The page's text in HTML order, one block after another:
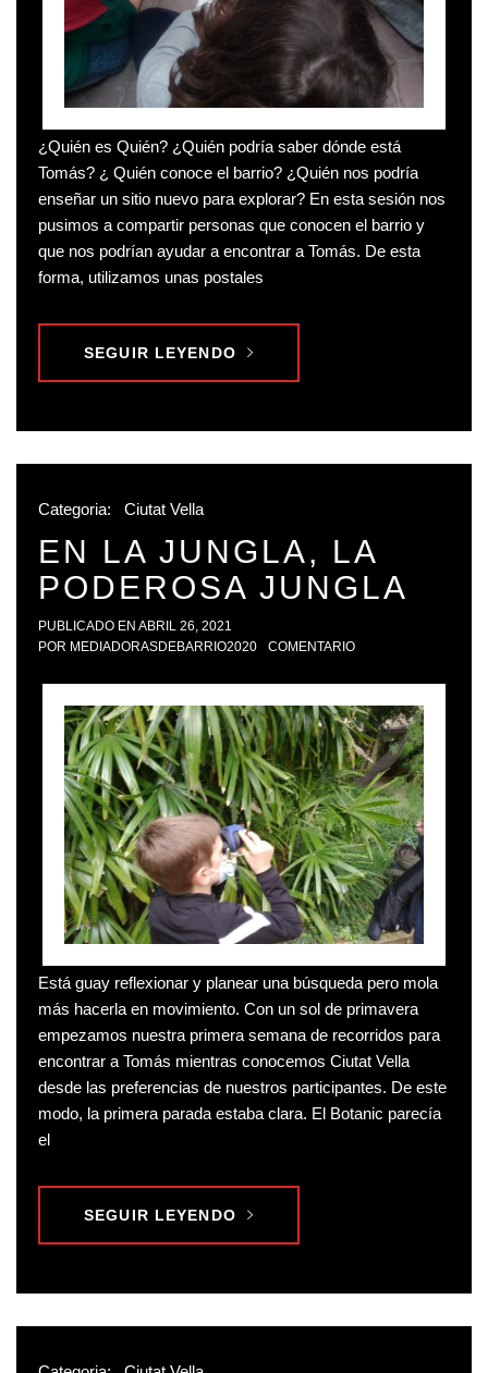
¿Quién es Quién? ¿Quién podría saber dónde está
Tomás? ¿ Quién conoce el barrio? ¿Quién nos podría
enseñar un sitio nuevo para explorar? En esta sesión nos
pusimos a compartir personas que conocen el barrio y
que nos podrían ayudar a encontrar a Tomás. De esta
forma, utilizamos unas postales
SEGUIR LEYENDO
Categoria: Ciutat Vella
EN LA JUNGLA, LA
PODEROSA JUNGLA
PUBLICADO EN ABRIL 26, 2021
POR MEDIADORASDEBARRIO2020 COMENTARIO
Está guay reflexionar y planear una búsqueda pero mola
más hacerla en movimiento. Con un sol de primavera
empezamos nuestra primera semana de recorridos para
encontrar a Tomás mientras conocemos Ciutat Vella
desde las preferencias de nuestros participantes. De este
modo, la primera parada estaba clara. El Botanic parecía
el
SEGUIR LEYENDO